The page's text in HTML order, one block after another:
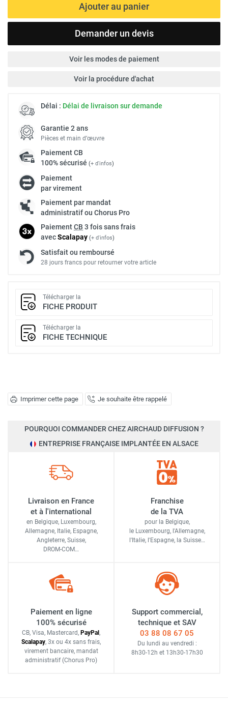
Imprimer cette page Je souhaite être rappelé
Ajouter au panier
Demander un devis
Voir les modes de paiement
Voir la procédure d'achat
Délai : Délai de livraison sur demande
Garantie 2 ans
Pièces et main d’œuvre
PaiementCB
100% sécurisé (+ d'infos)
Paiement
par virement
Paiement par mandat
administratif ou Chorus Pro
PaiementCB 3 fois sans frais
avecScalapay (+ d'infos)
Satisfait ou remboursé
28 jours francs pour retourner votre article
Télécharger la
FICHE PRODUIT
Télécharger la
FICHE TECHNIQUE
POURQUOI COMMANDER CHEZ AIRCHAUD DIFFUSION ?
ENTREPRISE FRANÇAISE IMPLANTÉE EN ALSACE
Livraison en France
et à l'international
en Belgique, Luxembourg,
Allemagne, Italie, Espagne,
Angleterre, Suisse,
DROM-COM…
Franchise
de la TVA
pour la Belgique,
le Luxembourg, l'Allemagne,
l'Italie, l'Espagne, la Suisse…
Paiement en ligne
100% sécurisé
CB, Visa, Mastercard, PayPal ,
Scalapay, 3x ou 4x sans frais,
virement bancaire, mandat
administratif (Chorus Pro)
Support commercial,
technique et SAV
03 88 08 67 05
Du lundi au vendredi :
8h30-12h et 13h30-17h30